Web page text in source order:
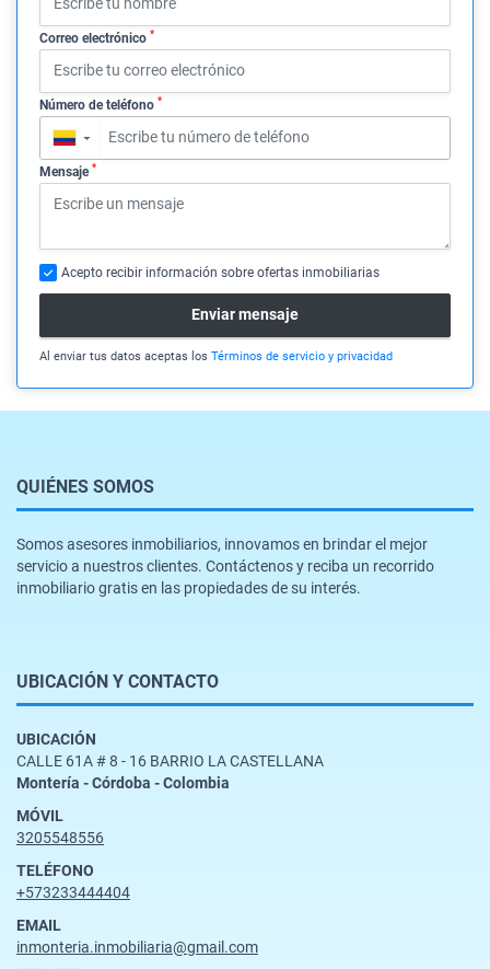
Correo electrónico *
Número de teléfono *
▼
Mensaje *
Acepto recibir información sobre ofertas inmobiliarias
Enviar mensaje
Al enviar tus datos aceptas los Términos de servicio y privacidad
QUIÉNES SOMOS
Somos asesores inmobiliarios, innovamos en brindar el mejor
servicio a nuestros clientes. Contáctenos y reciba un recorrido
inmobiliario gratis en las propiedades de su interés.
UBICACIÓN Y CONTACTO
UBICACIÓN
CALLE 61A # 8 - 16 BARRIO LA CASTELLANA
Montería - Córdoba - Colombia
MÓVIL
3205548556
TELÉFONO
+573233444404
EMAIL
inmonteria.inmobiliaria@gmail.com